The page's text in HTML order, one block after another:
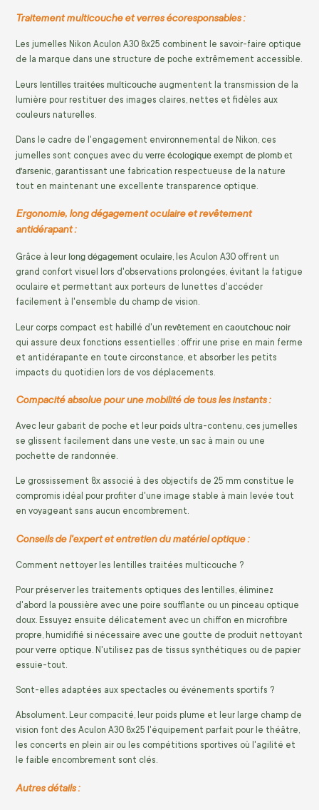
Traitement multicouche et verres écoresponsables :
Les jumelles Nikon Aculon A30 8x25 combinent le savoir-faire optique
de la marque dans une structure de poche extrêmement accessible.
Leurs lentilles traitées multicouche augmentent la transmission de la
lumière pour restituer des images claires, nettes et fidèles aux
couleurs naturelles.
Dans le cadre de l'engagement environnemental de Nikon, ces
jumelles sont conçues avec du verre écologique exempt de plomb et
d'arsenic, garantissant une fabrication respectueuse de la nature
tout en maintenant une excellente transparence optique.
Ergonomie, long dégagement oculaire et revêtement
antidérapant :
Grâce à leur long dégagement oculaire , les Aculon A30 offrent un
grand confort visuel lors d'observations prolongées, évitant la fatigue
oculaire et permettant aux porteurs de lunettes d'accéder
facilement à l'ensemble du champ de vision.
Leur corps compact est habillé d'un revêtement en caoutchouc noir
qui assure deux fonctions essentielles : offrir une prise en main ferme
et antidérapante en toute circonstance, et absorber les petits
impacts du quotidien lors de vos déplacements.
Compacité absolue pour une mobilité de tous les instants :
Avec leur gabarit de poche et leur poids ultra-contenu, ces jumelles
se glissent facilement dans une veste, un sac à main ou une
pochette de randonnée.
Le grossissement 8x associé à des objectifs de 25 mm constitue le
compromis idéal pour profiter d'une image stable à main levée tout
en voyageant sans aucun encombrement.
Conseils de l'expert et entretien du matériel optique :
Comment nettoyer les lentilles traitées multicouche ?
Pour préserver les traitements optiques des lentilles, éliminez
d'abord la poussière avec une poire soufflante ou un pinceau optique
doux. Essuyez ensuite délicatement avec un chiffon en microfibre
propre, humidifié si nécessaire avec une goutte de produit nettoyant
pour verre optique. N'utilisez pas de tissus synthétiques ou de papier
essuie-tout.
Sont-elles adaptées aux spectacles ou événements sportifs ?
Absolument. Leur compacité, leur poids plume et leur large champ de
vision font des Aculon A30 8x25 l'équipement parfait pour le théâtre,
les concerts en plein air ou les compétitions sportives où l'agilité et
le faible encombrement sont clés.
Autres détails :